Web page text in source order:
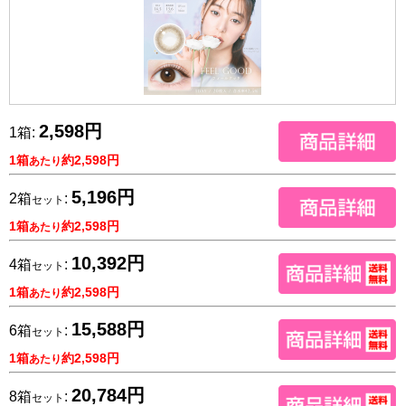
1箱: 2,598円
1箱あたり約2,598円
2箱セット : 5,196円
1箱あたり約2,598円
4箱セット : 10,392円
1箱あたり約2,598円
6箱セット : 15,588円
1箱あたり約2,598円
8箱セット : 20,784円